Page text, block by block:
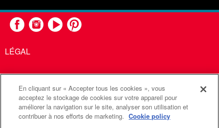
LÉGAL
United Methodist Communications est une agence de l'Église
Méthodiste Unie
Communications Méthodistes Unies. Tous droits
En cliquant sur « Accepter tous les cookies », vous
acceptez le stockage de cookies sur votre appareil pour
améliorer la navigation sur le site, analyser son utilisation et
contribuer à nos efforts de marketing. Cookie policy